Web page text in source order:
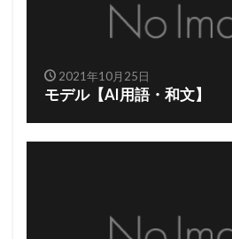
2021年10月25日
モデル【AI用語・和文】